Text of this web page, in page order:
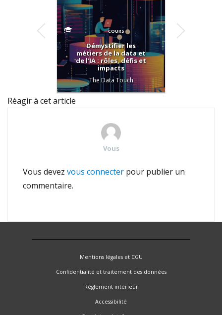
COURS
Démystifier les
métiers de la data et
de l’IA : rôles, défis et
impacts
The Data Touch
Réagir à cet article
Vous
Vous devez vous connecter pour publier un
commentaire.
Mentions légales et CGU
Confidentialité et traitement des données
Règlement intérieur
Accessibilité